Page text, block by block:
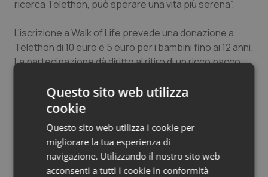
Salute orale & impianti
Sangue & coagulazione
Tumore al seno
Tumore ovarico
Tumori del Polmone & Testa Collo
ricerca Telethon, può sperare una vita più serena”.
L'iscrizione a Walk of Life prevede una donazione a
Telethon di 10 euro e 5 euro per i bambini fino ai 12 anni.
La partecipazione dà diritto al ritiro di un ricco pacco
esclusivi forniti dagli sponsor locali e nazionali.
03 Marzo 2013
© Riproduzione riservata
Questo sito web utilizza
cookie
Questo sito web utilizza i cookie per
migliorare la tua esperienza di
navigazione. Utilizzando il nostro sito web
acconsenti a tutti i cookie in conformità